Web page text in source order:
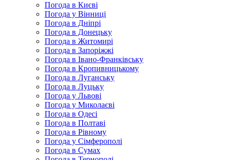
Погода в Києві
Погода у Вінниці
Погода в Дніпрі
Погода в Донецьку
Погода в Житомирі
Погода в Запоріжжі
Погода в Івано-Франківську
Погода в Кропивницькому
Погода в Луганську
Погода в Луцьку
Погода у Львові
Погода у Миколаєві
Погода в Одесі
Погода в Полтаві
Погода в Рівному
Погода у Сімферополі
Погода в Сумах